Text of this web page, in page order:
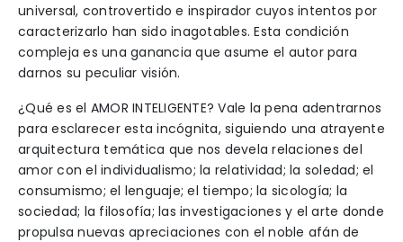
universal, controvertido e inspirador cuyos intentos por
caracterizarlo han sido inagotables. Esta condición
compleja es una ganancia que asume el autor para
darnos su peculiar visión.
¿Qué es el AMOR INTELIGENTE? Vale la pena adentrarnos
para esclarecer esta incógnita, siguiendo una atrayente
arquitectura temática que nos devela relaciones del
amor con el individualismo; la relatividad; la soledad; el
consumismo; el lenguaje; el tiempo; la sicología; la
sociedad; la filosofía; las investigaciones y el arte donde
propulsa nuevas apreciaciones con el noble afán de